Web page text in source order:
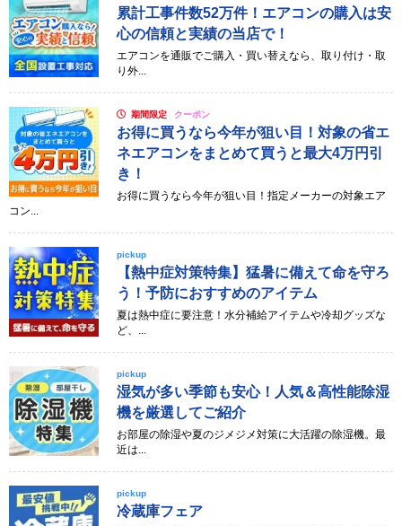
累計工事件数52万件！エアコンの購入は安
心の信頼と実績の当店で！
エアコンを通販でご購入・買い替えなら、取り付け・取
り外...
期間限定 クーポン
お得に買うなら今年が狙い目！対象の省エ
ネエアコンをまとめて買うと最大4万円引
き！
お得に買うなら今年が狙い目！指定メーカーの対象エア
コン...
pickup
【熱中症対策特集】猛暑に備えて命を守ろ
う！予防におすすめのアイテム
夏は熱中症に要注意！水分補給アイテムや冷却グッズな
ど、...
pickup
湿気が多い季節も安心！人気＆高性能除湿
機を厳選してご紹介
お部屋の除湿や夏のジメジメ対策に大活躍の除湿機。最
近は...
pickup
冷蔵庫フェア